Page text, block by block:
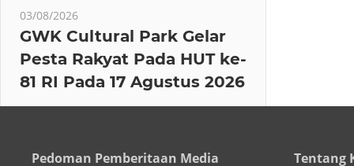
03/08/2026
GWK Cultural Park Gelar
Pesta Rakyat Pada HUT ke-
81 RI Pada 17 Agustus 2026
Pedoman Pemberitaan Media Tentang